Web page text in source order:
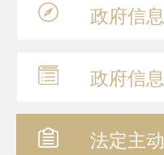
政府信息
政府信息
法定主动